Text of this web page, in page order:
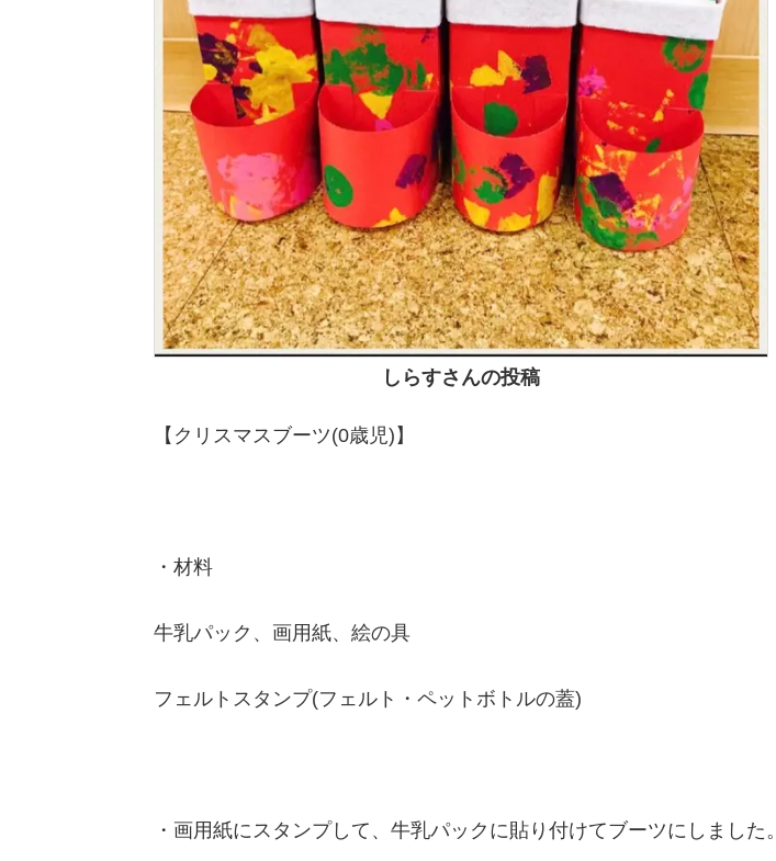
しらすさんの投稿
【クリスマスブーツ(0歳児)】
・材料
牛乳パック、画用紙、絵の具
フェルトスタンプ(フェルト・ペットボトルの蓋)
・画用紙にスタンプして、牛乳パックに貼り付けてブーツにしました。